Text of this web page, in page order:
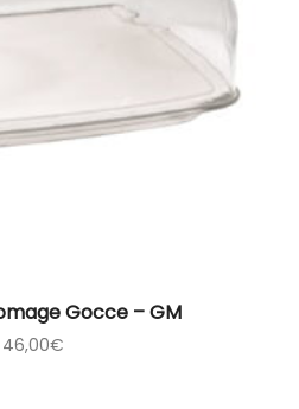
Gocce – GM
46,00€